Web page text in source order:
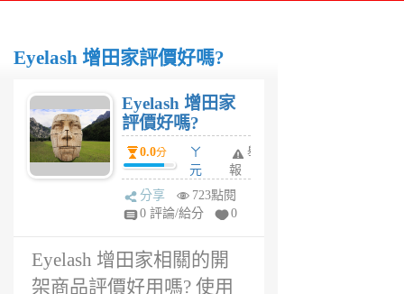
Eyelash 增田家評價好嗎?
Eyelash 增田家
評價好嗎?
0.0分
ㄚ
元
6
年
舉
報
分享
723點閱
0 評論/給分
0
Eyelash 增田家相關的開
架商品評價好用嗎? 使用